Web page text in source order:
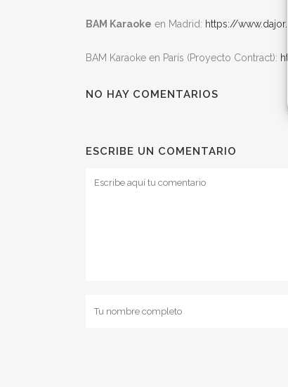
BAM Karaoke en Madrid: https://
BAM Karaoke en París (Proyecto Contract):
NO HAY COMENTARIOS
ESCRIBE UN COMENTARIO